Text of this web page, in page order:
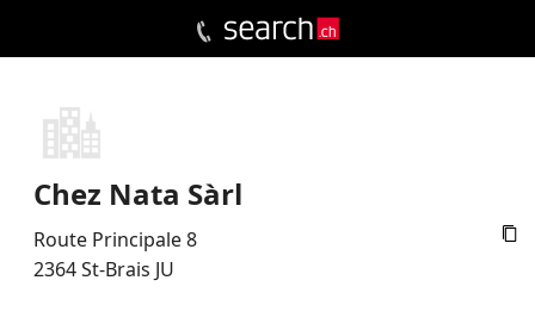
Chez Nata Sàrl

Route Principale 8
2364St-Brais JU